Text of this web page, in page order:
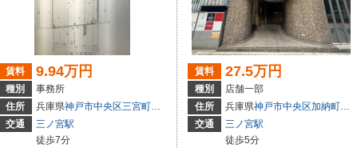
賃料 9.94万円
種別
事務所
住所
兵庫県神戸市中央区三宮町１丁目
交通
三ノ宮駅
徒歩7分
賃料 27.5万円
種別
店舗一部
住所
兵庫県神戸市中央区加納町４
交通
三ノ宮駅
徒歩5分